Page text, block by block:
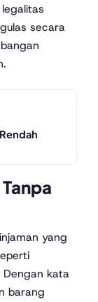
secara
yang
Dengan kata
barang